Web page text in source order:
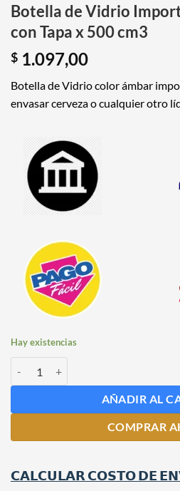
Botella de Vidrio
con Tapa x 500 cm3
$ 1.097,00
Botella de Vidrio color ámbar
envasar cerveza o cualquier otro
Hay existencias
AÑADIR AL
COMPRAR
𝗖𝗔𝗟𝗖𝗨𝗟𝗔𝗥 𝗖𝗢𝗦𝗧𝗢 𝗗𝗘